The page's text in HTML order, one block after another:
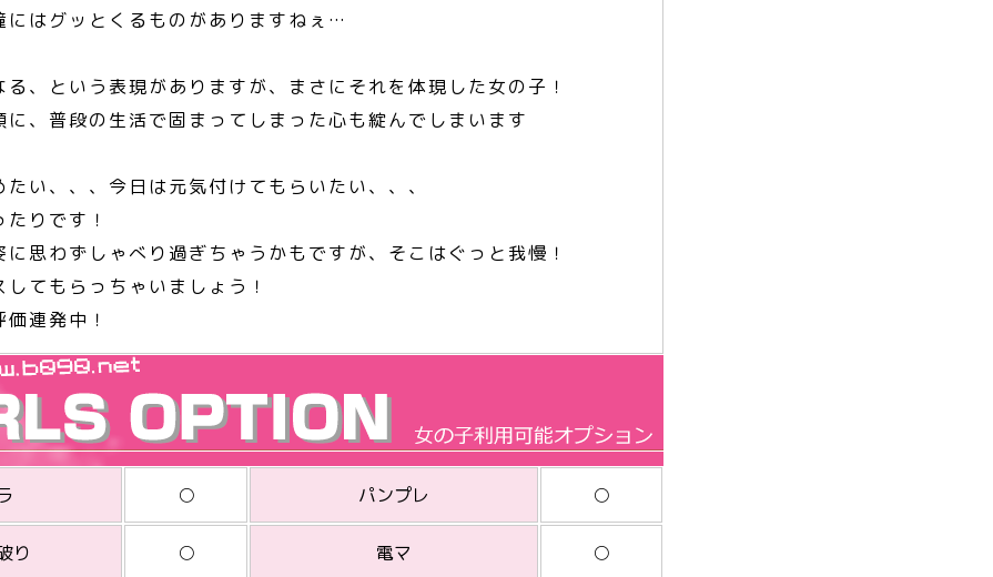
にはグッとくるものがありますねぇ…
、という表現がありますが、まさにそれを体現した女の子！
に、普段の生活で固まってしまった心も綻んでしまいます
い、、、今日は元気付けてもらいたい、、、
りです！
思わずしゃべり過ぎちゃうかもですが、そこはぐっと我慢！
てもらっちゃいましょう！
連発中！
○ パンプレ ○
り ○ 電マ ○